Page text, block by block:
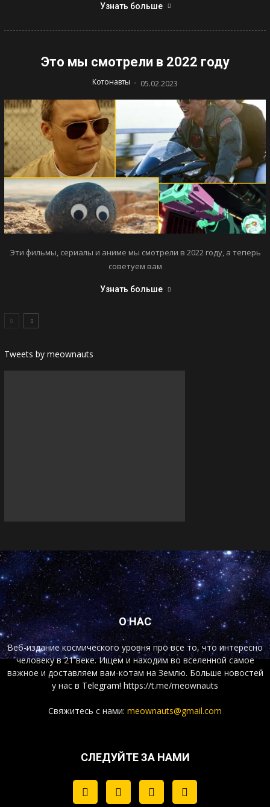
Узнать больше
Это мы смотрели в 2022 году
Котонавты - 05.02.2023
Эти фильмы, сериалы и аниме мы смотрели в 2022 году, а теперь
советуем вам
Узнать больше
Tweets by meownauts
О НАС
Веб-издание космического уровня про все то, что интересно
человеку в 21 веке. Ищем и находим во вселенной самое
важное и доставляем вам-котам на Землю. Больше новостей
у нас в Telegram! https://t.me/meownauts
Свяжитесь с нами: meownauts@gmail.com
СЛЕДУЙТЕ ЗА НАМИ